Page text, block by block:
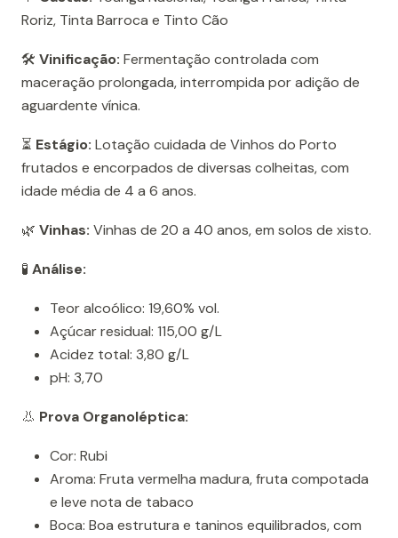
Roriz, Tinta Barroca e Tinto Cão
🛠️ Vinificação: Fermentação controlada com
maceração prolongada, interrompida por adição de
aguardente vínica.
⏳ Estágio: Lotação cuidada de Vinhos do Porto
frutados e encorpados de diversas colheitas, com
idade média de 4 a 6 anos.
🌿 Vinhas: Vinhas de 20 a 40 anos, em solos de xisto.
🧪 Análise:
Teor alcoólico: 19,60% vol.
Açúcar residual: 115,00 g/L
Acidez total: 3,80 g/L
pH: 3,70
👃 Prova Organoléptica:
Cor: Rubi
Aroma: Fruta vermelha madura, fruta compotada
e leve nota de tabaco
Boca: Boa estrutura e taninos equilibrados, com